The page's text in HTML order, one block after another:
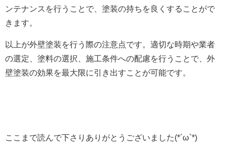
ンテナンスを行うことで、塗装の持ちを良くすることがで
きます。
以上が外壁塗装を行う際の注意点です。適切な時期や業者
の選定、塗料の選択、施工条件への配慮を行うことで、外
壁塗装の効果を最大限に引き出すことが可能です。
ここまで読んで下さりありがとうございました(*´ω`*)